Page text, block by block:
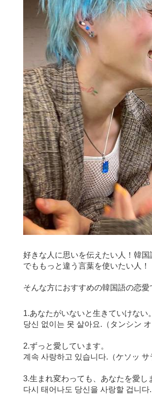
好きな人に思いを伝えたい人！韓
でももっと違う言葉を使いたい人！
そんな方におすすめの韓国語の恋
1.あなたがいないと生きていけない。
당신 없이는 못 살아요.（タンシン
2.ずっと愛しています。
계속 사랑하고 있습니다.（ケソッ サ
3.生まれ変わっても、あなたを愛し
다시 태어나도 당신을 사랑할 겁니